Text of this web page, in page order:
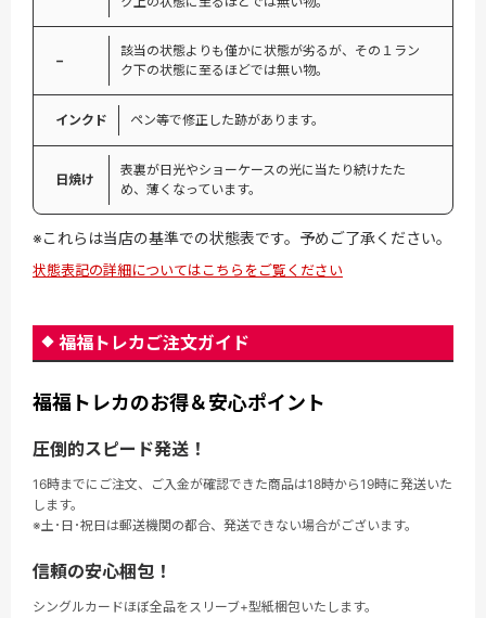
−
該当の状態よりも僅かに状態が劣るが、その１ラン
ク下の状態に至るほどでは無い物。
インクド ペン等で修正した跡があります。
日焼け
表裏が日光やショーケースの光に当たり続けたた
め、薄くなっています。
※これらは当店の基準での状態表です。予めご了承ください。
状態表記の詳細についてはこちらをご覧ください
福福トレカご注文ガイド
福福トレカのお得＆安心ポイント
圧倒的スピード発送！
16時までにご注文、ご入金が確認できた商品は18時から19時に発送いた
します。
※土･日･祝日は郵送機関の都合、発送できない場合がございます。
信頼の安心梱包！
シングルカードほぼ全品をスリーブ+型紙梱包いたします。